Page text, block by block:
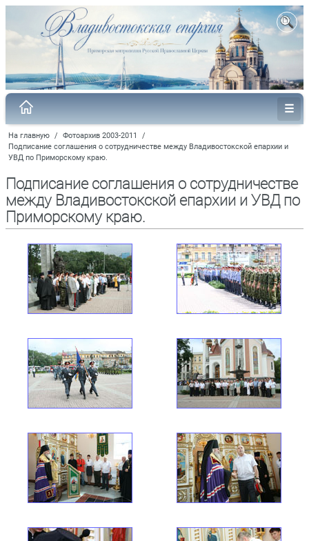
На главную / Фотоархив 2003-2011
/
Подписание соглашения о сотрудничестве между Владивостокской епархии и
УВД по Приморскому краю.
Подписание соглашения о сотрудничестве
между Владивостокской епархии и УВД по
Приморскому краю.